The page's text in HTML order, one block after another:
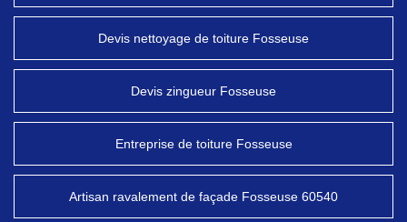
Devis nettoyage de toiture Fosseuse
Devis zingueur Fosseuse
Entreprise de toiture Fosseuse
Artisan ravalement de façade Fosseuse 60540